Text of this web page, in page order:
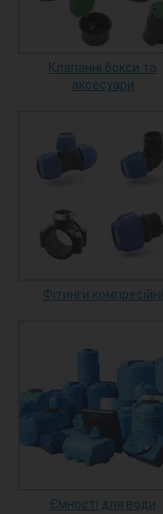
Клапанні бокси та
аксесуари
Фітинги компресійні
Ємності для води